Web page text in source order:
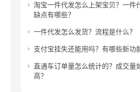
淘宝一件代发怎么上架宝贝？一件
缺点有哪些？
一件代发怎么发货？流程是什么？
支付宝挂失还能用吗？有哪些新功
直通车订单量怎么统计的？成交量
高？